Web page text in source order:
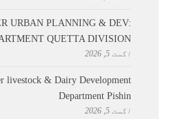
URBAN PLANNING & DEV:
QUETTA DIVISION
اگست 5, 2026
livestock & Dairy Development
Department Pishin
اگست 5, 2026